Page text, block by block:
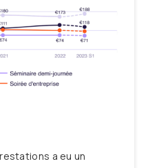
a eu un